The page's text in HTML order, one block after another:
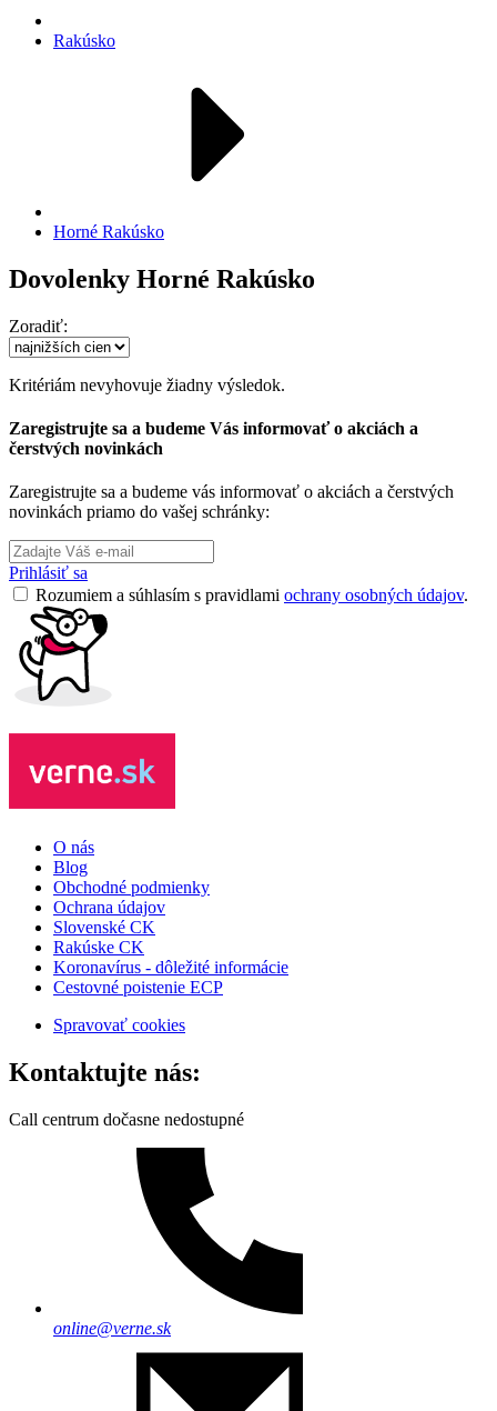
Rakúsko
Horné Rakúsko
Dovolenky Horné Rakúsko
Zoradiť:
Kritériám nevyhovuje žiadny výsledok.
Zaregistrujte sa a budeme Vás informovať o akciách a
čerstvých novinkách
Zaregistrujte sa a budeme vás informovať o akciách a čerstvých
novinkách priamo do vašej schránky:
Prihlásiť sa
Rozumiem a súhlasím s pravidlami ochrany osobných údajov.
O nás
Blog
Obchodné podmienky
Ochrana údajov
Slovenské CK
Rakúske CK
Koronavírus - dôležité informácie
Cestovné poistenie ECP
Spravovať cookies
Kontaktujte nás:
Call centrum dočasne nedostupné
online@verne.sk